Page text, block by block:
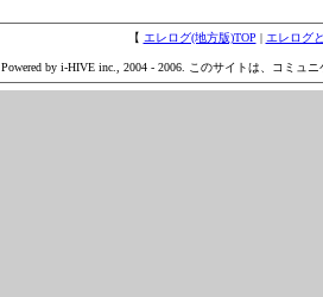
【 エレログ(地方版)TOP | エレログ
Powered by i-HIVE inc., 2004 - 2006. このサイトは、コミュ